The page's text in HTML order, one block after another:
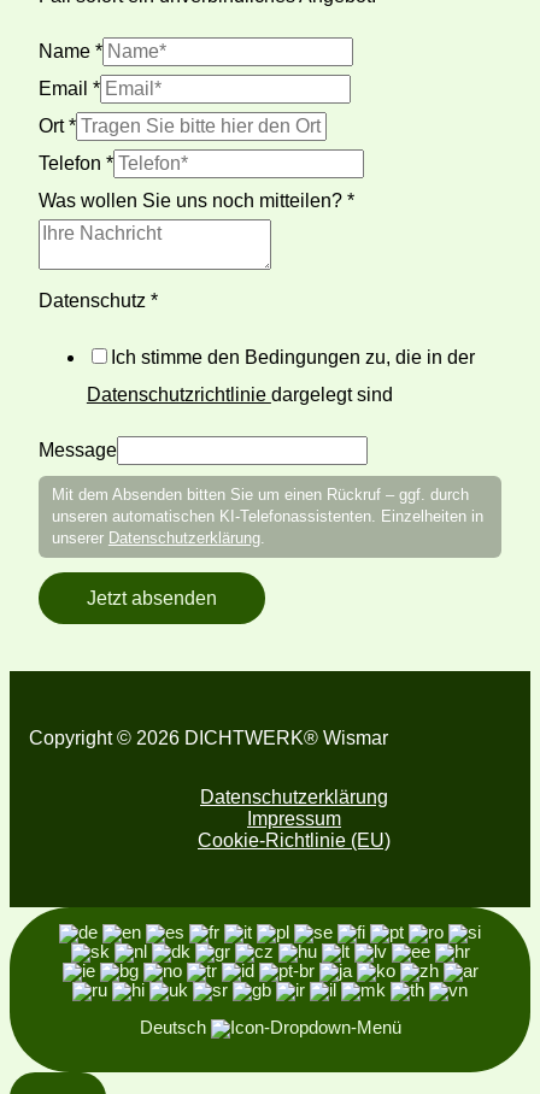
Name *
Email *
Ort*
Telefon *
Was wollen Sie uns noch mitteilen? *
Datenschutz *
Ich stimme den Bedingungen zu, die in der
Datenschutzrichtlinie dargelegt sind
Message
Mit dem Absenden bitten Sie um einen Rückruf – ggf. durch
unseren automatischen KI-Telefonassistenten. Einzelheiten in
unserer Datenschutzerklärung.
Jetzt absenden
Copyright © 2026 DICHTWERK® Wismar
Datenschutzerklärung
Impressum
Cookie-Richtlinie (EU)
Deutsch